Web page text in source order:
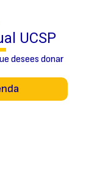
UCSP
desees donar